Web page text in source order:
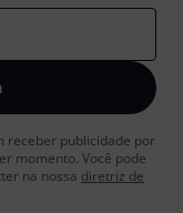
receber publicidade por
momento. Você pode
na nossa diretriz de